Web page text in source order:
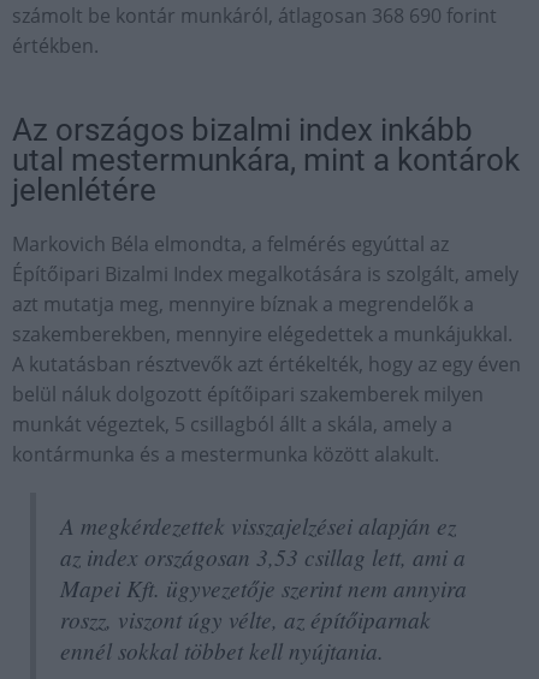
számolt be kontár munkáról, átlagosan 368 690 forint
értékben.
Az országos bizalmi index inkább
utal mestermunkára, mint a kontárok
jelenlétére
Markovich Béla elmondta, a felmérés egyúttal az
Építőipari Bizalmi Index megalkotására is szolgált, amely
azt mutatja meg, mennyire bíznak a megrendelők a
szakemberekben, mennyire elégedettek a munkájukkal.
A kutatásban résztvevők azt értékelték, hogy az egy éven
belül náluk dolgozott építőipari szakemberek milyen
munkát végeztek, 5 csillagból állt a skála, amely a
kontármunka és a mestermunka között alakult.
A megkérdezettek visszajelzései alapján ez
az index országosan 3,53 csillag lett, ami a
Mapei Kft. ügyvezetője szerint nem annyira
roszz, viszont úgy vélte, az építőiparnak
ennél sokkal többet kell nyújtania.